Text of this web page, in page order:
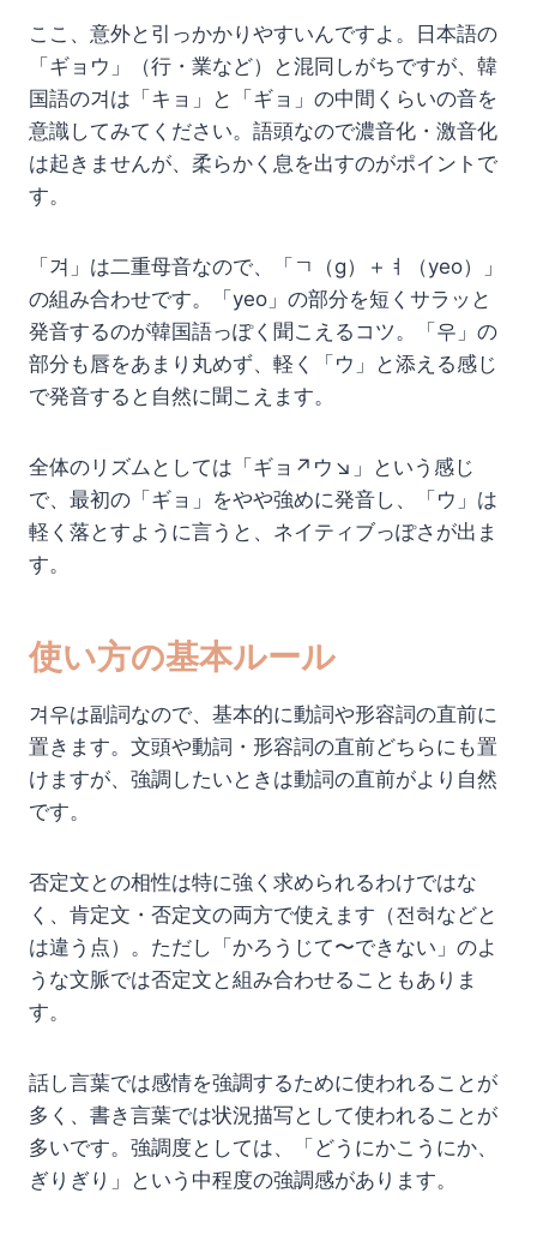
ここ、意外と引っかかりやすいんですよ。日本語の
「ギョウ」（行・業など）と混同しがちですが、韓
国語の겨は「キョ」と「ギョ」の中間くらいの音を
意識してみてください。語頭なので濃音化・激音化
は起きませんが、柔らかく息を出すのがポイントで
す。
「겨」は二重母音なので、「ㄱ（g）＋ㅕ（yeo）」
の組み合わせです。「yeo」の部分を短くサラッと
発音するのが韓国語っぽく聞こえるコツ。「우」の
部分も唇をあまり丸めず、軽く「ウ」と添える感じ
で発音すると自然に聞こえます。
全体のリズムとしては「ギョ↗ウ↘」という感じ
で、最初の「ギョ」をやや強めに発音し、「ウ」は
軽く落とすように言うと、ネイティブっぽさが出ま
す。
使い方の基本ルール
겨우は副詞なので、基本的に動詞や形容詞の直前に
置きます。文頭や動詞・形容詞の直前どちらにも置
けますが、強調したいときは動詞の直前がより自然
です。
否定文との相性は特に強く求められるわけではな
く、肯定文・否定文の両方で使えます（전혀などと
は違う点）。ただし「かろうじて〜できない」のよ
うな文脈では否定文と組み合わせることもありま
す。
話し言葉では感情を強調するために使われることが
多く、書き言葉では状況描写として使われることが
多いです。強調度としては、「どうにかこうにか、
ぎりぎり」という中程度の強調感があります。